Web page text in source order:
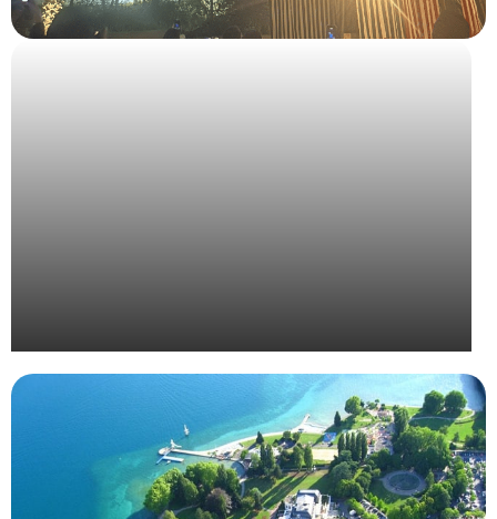
Organisation de la convention Bjorg 2024 à Séville